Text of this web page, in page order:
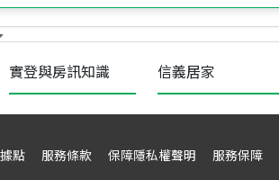
實登與房訊知識 信義居家
點 服務條款 保障隱私權聲明 服務保障